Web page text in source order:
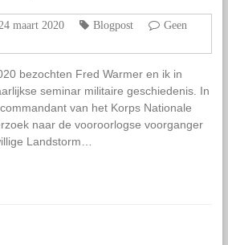
24 maart 2020 Blogpost
Geen
bezochten Fred Warmer en ik in
seminar militaire geschiedenis. In
van het Korps Nationale
naar de vooroorlogse voorganger
Landstorm…